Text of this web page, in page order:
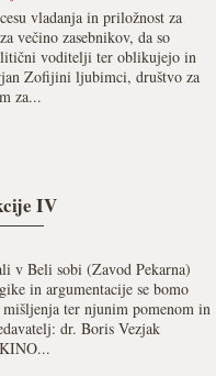
vladanja in priložnost za
večino zasebnikov, da so
voditelji ter oblikujejo in
Zofijini ljubimci, društvo za
za...
IV
v Beli sobi (Zavod Pekarna)
in argumentacije se bomo
ter njunim pomenom in
dr. Boris Vezjak